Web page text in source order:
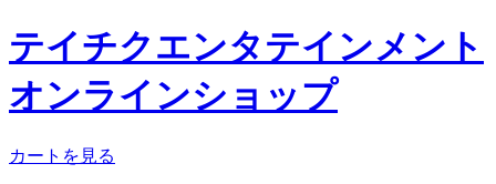
テイチクエンタテインメント
オンラインショップ
カートを見る